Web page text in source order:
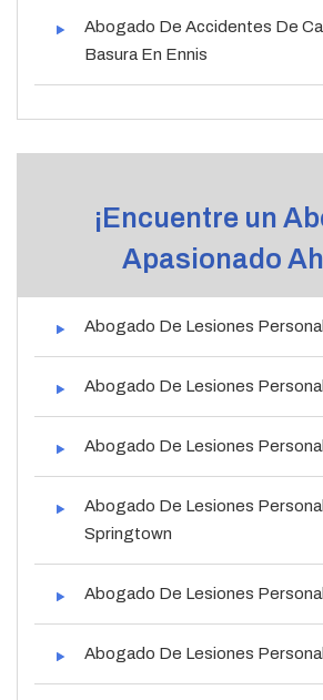
Abogado De Accidentes De
Basura En Ennis
¡Encuentre un
Apasionado
Abogado De Lesiones
Abogado De Lesiones
Abogado De Lesiones
Abogado De Lesiones
Springtown
Abogado De Lesiones
Abogado De Lesiones